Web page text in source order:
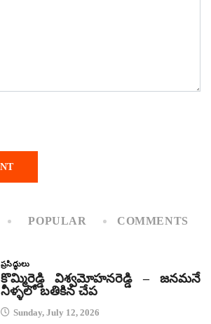
POPULAR COMMENTS
ప్రసిద్ధులు
కొమ్మిరెడ్డి విశ్వమోహనరెడ్డి – జనమనే
నీళ్ళలో బతికిన చేప
Sunday, July 12, 2026